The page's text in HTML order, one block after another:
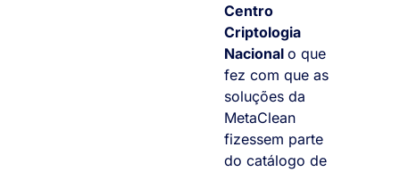
Centro
Criptologia
Nacional o que
fez com que as
soluções da
MetaClean
fizessem parte
do catálogo de